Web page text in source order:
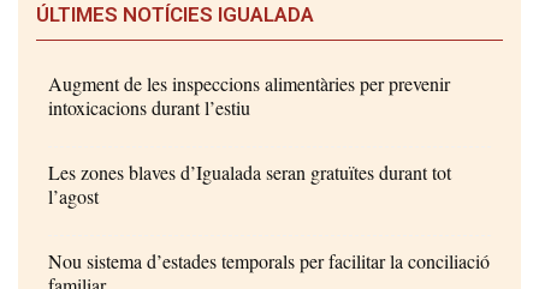
ÚLTIMES NOTÍCIES IGUALADA
Augment de les inspeccions alimentàries per prevenir
intoxicacions durant l’estiu
Les zones blaves d’Igualada seran gratuïtes durant tot
l’agost
Nou sistema d’estades temporals per facilitar la conciliació